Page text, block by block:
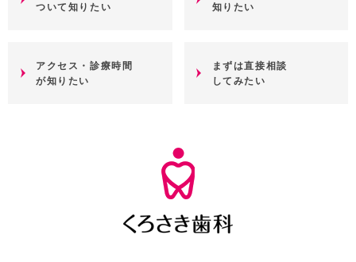
ついて知りたい
知りたい
アクセス・診療時間
が知りたい
まずは直接相談
してみたい